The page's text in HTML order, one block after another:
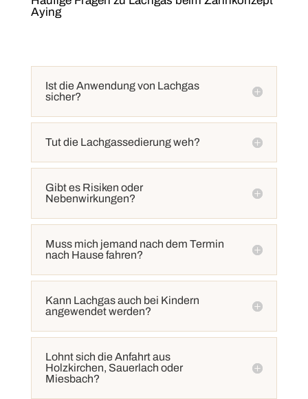
Aying
Ist die Anwendung von Lachgas
sicher?
Tut die Lachgassedierung weh?
Gibt es Risiken oder
Nebenwirkungen?
Muss mich jemand nach dem Termin
nach Hause fahren?
Kann Lachgas auch bei Kindern
angewendet werden?
Lohnt sich die Anfahrt aus
Holzkirchen, Sauerlach oder
Miesbach?